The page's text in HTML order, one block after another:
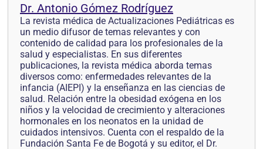
Dr. Antonio Gómez Rodríguez
La revista médica de Actualizaciones Pediátricas es
un medio difusor de temas relevantes y con
contenido de calidad para los profesionales de la
salud y especialistas. En sus diferentes
publicaciones, la revista médica aborda temas
diversos como: enfermedades relevantes de la
infancia (AIEPI) y la enseñanza en las ciencias de
salud. Relación entre la obesidad exógena en los
niños y la velocidad de crecimiento y alteraciones
hormonales en los neonatos en la unidad de
cuidados intensivos. Cuenta con el respaldo de la
Fundación Santa Fe de Bogotá y su editor, el Dr.